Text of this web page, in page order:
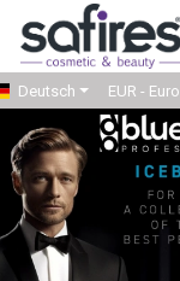
Deutsch EUR - Euro